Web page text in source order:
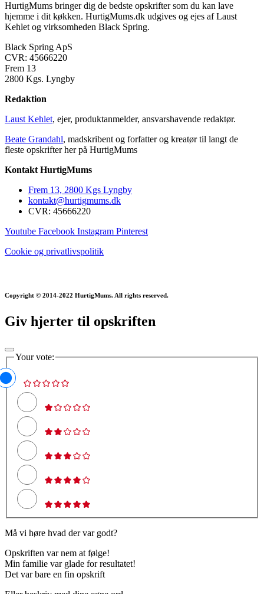
HurtigMums bringer dig de bedste opskrifter som du kan lave
hjemme i dit køkken. HurtigMums.dk udgives og ejes af Laust
Kehlet og virksomheden Black Spring.
Black Spring ApS
CVR: 45666220
Frem 13
2800 Kgs. Lyngby
Redaktion
Laust Kehlet, ejer, produktanmelder, ansvarshavende redaktør.
Beate Grandahl, madskribent og forfatter og kreatør til langt de
fleste opskrifter her på HurtigMums
Kontakt HurtigMums
Frem 13, 2800 Kgs Lyngby
kontakt@hurtigmums.dk
CVR: 45666220
Youtube Facebook Instagram Pinterest
Cookie og privatlivspolitik
Copyright © 2014-2022 HurtigMums. All rights reserved.
Giv hjerter til opskriften
Your vote:
Må vi høre hvad der var godt?
Opskriften var nem at følge!
Min familie var glade for resultatet!
Det var bare en fin opskrift